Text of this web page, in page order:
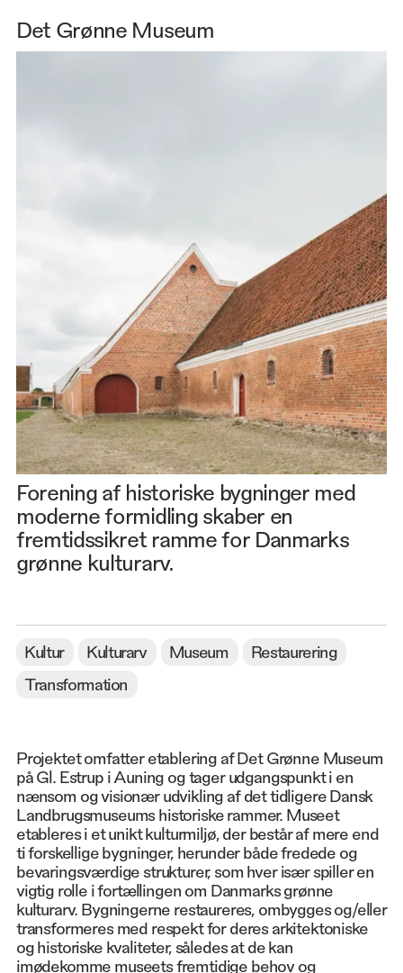
Det Grønne Museum
Forening af historiske bygninger med
moderne formidling skaber en
fremtidssikret ramme for Danmarks
grønne kulturarv.
Kultur Kulturarv Museum
Restaurering
Transformation
Projektet omfatter etablering af Det Grønne Museum
på Gl. Estrup i Auning og tager udgangspunkt i en
nænsom og visionær udvikling af det tidligere Dansk
Landbrugsmuseums historiske rammer. Museet
etableres i et unikt kulturmiljø, der består af mere end
ti forskellige bygninger, herunder både fredede og
bevaringsværdige strukturer, som hver især spiller en
vigtig rolle i fortællingen om Danmarks grønne
kulturarv. Bygningerne restaureres, ombygges og/eller
transformeres med respekt for deres arkitektoniske
og historiske kvaliteter, således at de kan
imødekomme museets fremtidige behov og